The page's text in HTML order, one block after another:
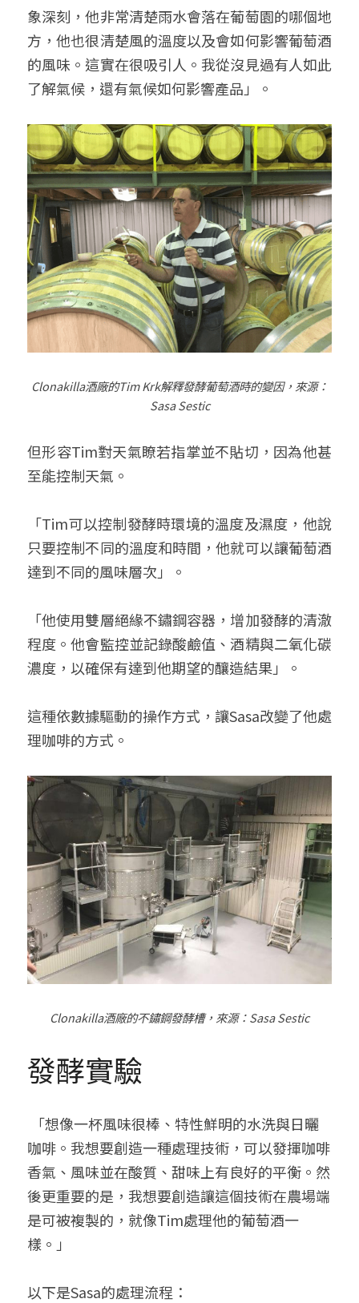
象深刻，他非常清楚雨水會落在葡萄園的哪個地
方，他也很清楚風的溫度以及會如何影響葡萄酒
的風味。這實在很吸引人。我從沒見過有人如此
了解氣候，還有氣候如何影響產品」。
Clonakilla酒廠的Tim Krk解釋發酵葡萄酒時的變因，來源：
Sasa Sestic
但形容Tim對天氣瞭若指掌並不貼切，因為他甚
至能控制天氣。
「Tim可以控制發酵時環境的溫度及濕度，他說
只要控制不同的溫度和時間，他就可以讓葡萄酒
達到不同的風味層次」。
「他使用雙層絕緣不鏽鋼容器，增加發酵的清澈
程度。他會監控並記錄酸鹼值、酒精與二氧化碳
濃度，以確保有達到他期望的釀造結果」。
這種依數據驅動的操作方式，讓Sasa改變了他處
理咖啡的方式。
Clonakilla酒廠的不鏽鋼發酵槽，來源：Sasa Sestic
發酵實驗
咖啡。我想要創造一種處理技術，可以發揮咖啡
香氣、風味並在酸質、甜味上有良好的平衡。然
後更重要的是，我想要創造讓這個技術在農場端
是可被複製的，就像Tim處理他的葡萄酒一
樣。」
以下是Sasa的處理流程：